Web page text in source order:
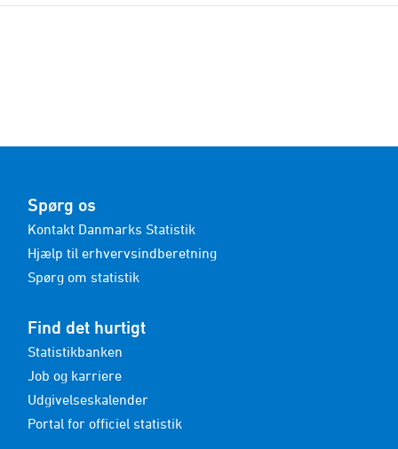
Spørg os
Kontakt Danmarks Statistik
Hjælp til erhvervsindberetning
Spørg om statistik
Find det hurtigt
Statistikbanken
Job og karriere
Udgivelseskalender
Portal for officiel statistik